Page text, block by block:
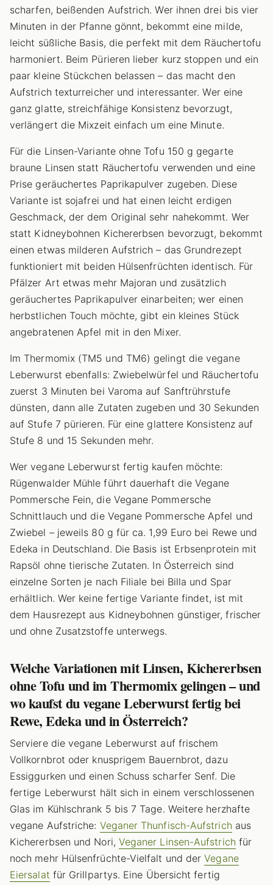
scharfen, beißenden Aufstrich. Wer ihnen drei bis vier
Minuten in der Pfanne gönnt, bekommt eine milde,
leicht süßliche Basis, die perfekt mit dem Räuchertofu
harmoniert. Beim Pürieren lieber kurz stoppen und ein
paar kleine Stückchen belassen – das macht den
Aufstrich texturreicher und interessanter. Wer eine
ganz glatte, streichfähige Konsistenz bevorzugt,
verlängert die Mixzeit einfach um eine Minute.
Für die Linsen-Variante ohne Tofu 150 g gegarte
braune Linsen statt Räuchertofu verwenden und eine
Prise geräuchertes Paprikapulver zugeben. Diese
Variante ist sojafrei und hat einen leicht erdigen
Geschmack, der dem Original sehr nahekommt. Wer
statt Kidneybohnen Kichererbsen bevorzugt, bekommt
einen etwas milderen Aufstrich – das Grundrezept
funktioniert mit beiden Hülsenfrüchten identisch. Für
Pfälzer Art etwas mehr Majoran und zusätzlich
geräuchertes Paprikapulver einarbeiten; wer einen
herbstlichen Touch möchte, gibt ein kleines Stück
angebratenen Apfel mit in den Mixer.
Im Thermomix (TM5 und TM6) gelingt die vegane
Leberwurst ebenfalls: Zwiebelwürfel und Räuchertofu
zuerst 3 Minuten bei Varoma auf Sanftrührstufe
dünsten, dann alle Zutaten zugeben und 30 Sekunden
auf Stufe 7 pürieren. Für eine glattere Konsistenz auf
Stufe 8 und 15 Sekunden mehr.
Wer vegane Leberwurst fertig kaufen möchte:
Rügenwalder Mühle führt dauerhaft die Vegane
Pommersche Fein, die Vegane Pommersche
Schnittlauch und die Vegane Pommersche Apfel und
Zwiebel – jeweils 80 g für ca. 1,99 Euro bei Rewe und
Edeka in Deutschland. Die Basis ist Erbsenprotein mit
Rapsöl ohne tierische Zutaten. In Österreich sind
einzelne Sorten je nach Filiale bei Billa und Spar
erhältlich. Wer keine fertige Variante findet, ist mit
dem Hausrezept aus Kidneybohnen günstiger, frischer
und ohne Zusatzstoffe unterwegs.
Welche Variationen mit Linsen, Kichererbsen
ohne Tofu und im Thermomix gelingen – und
wo kaufst du vegane Leberwurst fertig bei
Rewe, Edeka und in Österreich?
Serviere die vegane Leberwurst auf frischem
Vollkornbrot oder knusprigem Bauernbrot, dazu
Essiggurken und einen Schuss scharfer Senf. Die
fertige Leberwurst hält sich in einem verschlossenen
Glas im Kühlschrank 5 bis 7 Tage. Weitere herzhafte
vegane Aufstriche: Veganer Thunfisch-Aufstrich aus
Kichererbsen und Nori, Veganer Linsen-Aufstrich für
noch mehr Hülsenfrüchte-Vielfalt und derVegane
Eiersalat für Grillpartys. Eine Übersicht fertig